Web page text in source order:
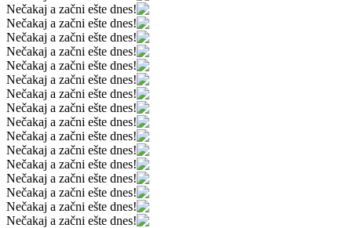
Nečakaj a začni ešte dnes!
Nečakaj a začni ešte dnes!
Nečakaj a začni ešte dnes!
Nečakaj a začni ešte dnes!
Nečakaj a začni ešte dnes!
Nečakaj a začni ešte dnes!
Nečakaj a začni ešte dnes!
Nečakaj a začni ešte dnes!
Nečakaj a začni ešte dnes!
Nečakaj a začni ešte dnes!
Nečakaj a začni ešte dnes!
Nečakaj a začni ešte dnes!
Nečakaj a začni ešte dnes!
Nečakaj a začni ešte dnes!
Nečakaj a začni ešte dnes!
Nečakaj a začni ešte dnes!